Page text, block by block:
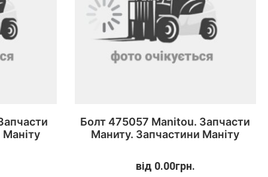
Болт 475057 Manitou. Запчасти
Маниту. Запчастини Маніту
від 0.00грн.